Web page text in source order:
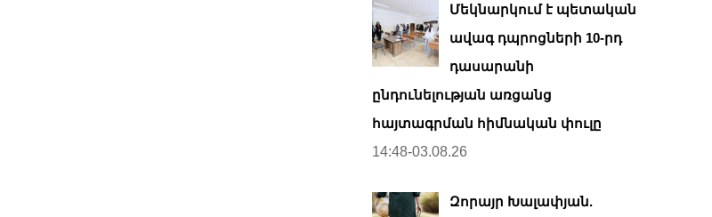
Մեկնարկում է պետական
ավագ դպրոցների 10-րդ
դասարանի
ընդունելության առցանց
հայտագրման հիմնական փուլը
14:48-03.08.26
Զորայր Խալափյան.